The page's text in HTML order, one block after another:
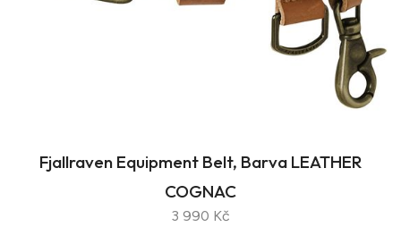
Fjallraven Equipment Belt, Barva LEATHER
COGNAC
3 990 Kč